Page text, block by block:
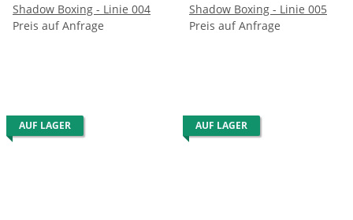
Shadow Boxing - Linie 004
Preis auf Anfrage
Shadow Boxing - Linie 005
Preis auf Anfrage
AUF LAGER AUF LAGER